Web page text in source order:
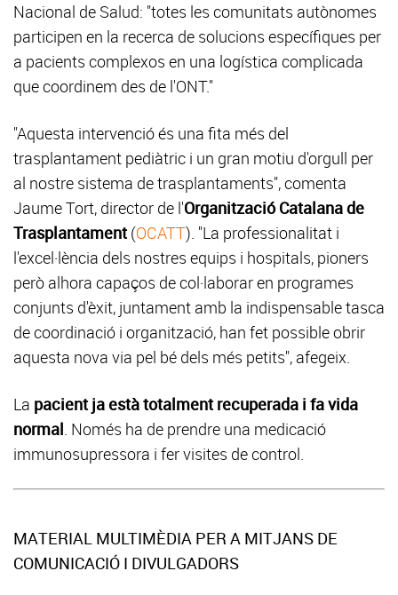
Nacional de Salud: "totes les comunitats autònomes
participen en la recerca de solucions específiques per
a pacients complexos en una logística complicada
que coordinem des de l'ONT."
"Aquesta intervenció és una fita més del
trasplantament pediàtric i un gran motiu d'orgull per
al nostre sistema de trasplantaments", comenta
Jaume Tort, director de l'Organització Catalana de
Trasplantament(OCATT). "La professionalitat i
l'excel·lència dels nostres equips i hospitals, pioners
però alhora capaços de col·laborar en programes
conjunts d'èxit, juntament amb la indispensable tasca
de coordinació i organització, han fet possible obrir
aquesta nova via pel bé dels més petits", afegeix.
La pacient ja està totalment recuperada i fa vida
normal. Només ha de prendre una medicació
immunosupressora i fer visites de control.
MATERIAL MULTIMÈDIA PER A MITJANS DE
COMUNICACIÓ I DIVULGADORS